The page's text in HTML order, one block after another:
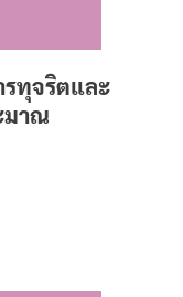
รทุจริตและ
มาณ